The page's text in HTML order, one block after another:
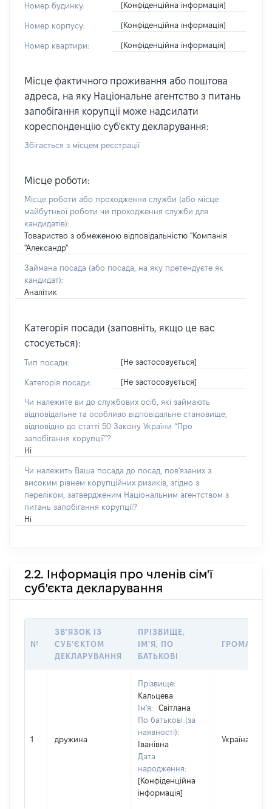
Номер будинку: [Конфіденційна інформація]
Номер корпусу: [Конфіденційна інформація]
Номер квартири: [Конфіденційна інформація]
Місце фактичного проживання або поштова
адреса, на яку Національне агентство з питань
запобігання корупції може надсилати
кореспонденцію суб'єкту декларування:
Збігається з місцем реєстрації
Місце роботи:
Місце роботи або проходження служби (або місце
майбутньої роботи чи проходження служби для
кандидатів):
Товариство з обмеженою відповідальністю "Компанія
"Александр"
Займана посада (або посада, на яку претендуєте як
кандидат):
Аналітик
Категорія посади (заповніть, якщо це вас
стосується):
Тип посади: [Не застосовується]
Категорія посади: [Не застосовується]
Чи належите ви до службових осіб, які займають
відповідальне та особливо відповідальне становище,
відповідно до статті 50 Закону України “Про
запобігання корупції”?
Ні
Чи належить Ваша посада до посад, пов'язаних з
високим рівнем корупційних ризиків, згідно з
переліком, затвердженим Національним агентством з
питань запобігання корупції?
Ні
2.2. Інформація про членів сім'ї
суб'єкта декларування
№
ЗВ'ЯЗОК ІЗ
СУБ'ЄКТОМ
ДЕКЛАРУВАННЯ
ПРІЗВИЩЕ,
ІМ'Я, ПО
БАТЬКОВІ
1 дружина
Прізвище:
Кальцева
Ім'я:
Світлана
По батькові (за
наявності):
Іванівна
Дата
народження:
[Конфіденційна
інформація]
Україна